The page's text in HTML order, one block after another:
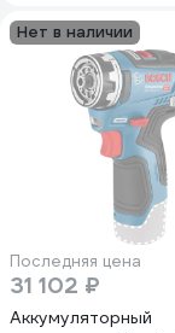
Нет в наличии
Последняя цена
31 102 ₽
Аккумуляторный